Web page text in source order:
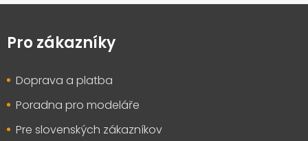
Z
pPro zákazníky
Doprava a platba
Poradna pro modeláře
Pre slovenských zákazníkov